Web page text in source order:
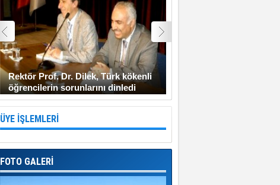
Rektör Prof. Dr. Dilek, Türk kökenli
öğrencilerin sorunlarını dinledi
ÜYE İŞLEMLERİ
FOTO GALERİ